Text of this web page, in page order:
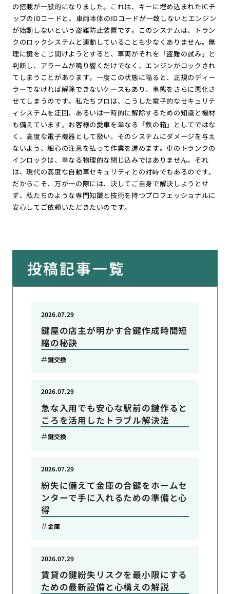
の搭載が一般的になりました。これは、キーに埋め込まれたICチ
ップのIDコードと、車両本体のIDコードが一致しないとエンジン
が始動しないという盗難防止装置です。このシステムは、トラン
クのロックシステムと連動していることも少なくありません。無
理に鍵をこじ開けようとすると、車両がそれを「盗難の試み」と
判断し、アラームが鳴り響くだけでなく、エンジンがロックされ
てしまうことがあります。一度この状態に陥ると、正規のディー
ラーでなければ解除できないケースもあり、事態をさらに悪化さ
せてしまうのです。私たちプロは、こうした電子的なセキュリテ
ィシステムを迂回、あるいは一時的に解除するための知識と機材
も備えています。お客様の愛車を単なる「鉄の箱」としてではな
く、高度な電子機器として扱い、そのシステムにダメージを与え
ないよう、細心の注意を払って作業を進めます。車のトランクの
インロックは、単なる物理的な閉じ込みではありません。それ
は、現代の高度な自動車セキュリティとの対峙でもあるのです。
だからこそ、万が一の際には、決してご自身で解決しようとせ
ず、私たちのような専門知識と技術を持つプロフェッショナルに
安心してご依頼いただきたいのです。
投稿記事一覧
鍵屋の店主が明かす合鍵作成時間短
縮の秘訣
2026.07.29
鍵交換
急な入用でも安心な駅前の鍵作ると
ころを活用したトラブル解決法
2026.07.29
鍵交換
紛失に備えて金庫の合鍵をホームセ
ンターで手に入れるための準備と心
得
2026.07.29
金庫
賃貸の鍵紛失リスクを最小限にする
ための最新設備と心構えの解説
2026.07.29